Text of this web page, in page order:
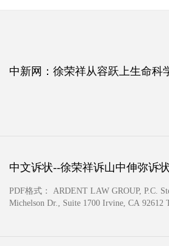
中新网：徐荣祥从容跃上生命科
中文诉状--徐荣祥诉山中伸弥诉状
PDF格式： ARDENT LAW GROUP, P.C.
Michelson Dr., Suite 1700 Irvine, CA 92612